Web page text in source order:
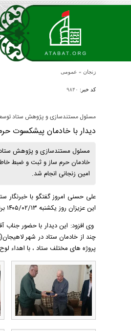
زنجان » عمومی
کد خبر: ۹۸۴۰
مسئول مستندسازی و پژوهش ستاد توسعه
دیدار با خادمان پیشکسوت
مسئول مستندسازی و پژوهش ستاد
امین زنجانی انجام شد.
علی حسنی امروز گفتگو با خبرنگار
این عزیزان روز یکشنبه ۱۴۰۵/۰۲/۱۳ برنامه دیدار و مصاحبه با خادم پیشکسوت حرم ساز آقای محمد امین زنجانی انجام شد.
وی افزود: این دیدار با حضور جناب
چند از خادمان ستاد در شهر
پروژه های مختلف ستاد ، با اهداء